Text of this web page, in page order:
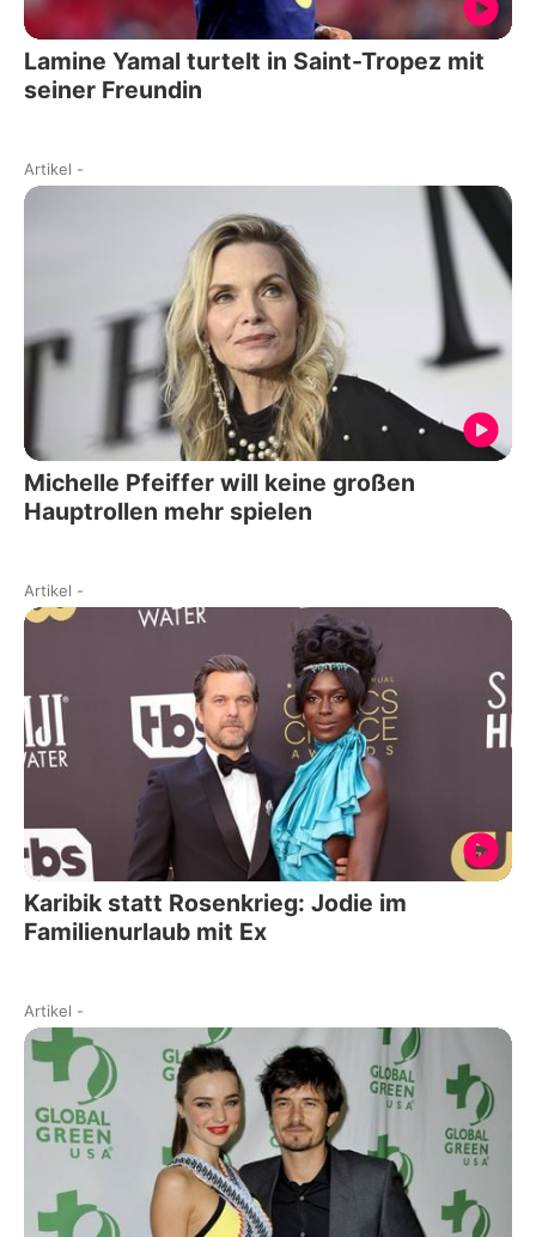
Lamine Yamal turtelt in Saint-Tropez mit
seiner Freundin
Artikel -
Michelle Pfeiffer will keine großen
Hauptrollen mehr spielen
Artikel -
Karibik statt Rosenkrieg: Jodie im
Familienurlaub mit Ex
Artikel -